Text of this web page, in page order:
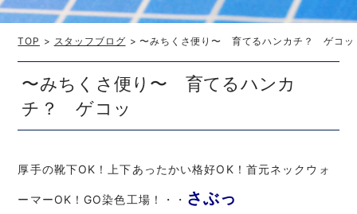
TOP > スタッフブログ > 〜みちくさ便り〜 育てるハンカチ？ ゲコッ
〜みちくさ便り〜 育てるハンカ
チ？ ゲコッ
厚手の靴下OK！上下あったかい格好OK！首元ネックウォ
ーマーOK！GO染色工場！・・ さぶっ